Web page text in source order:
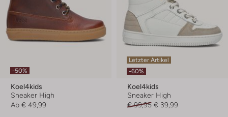
-50%
Koel4kids
Sneaker High
Ab € 49,99
Letzter Artikel
-60%
Koel4kids
Sneaker High
€ 99,95 € 39,99